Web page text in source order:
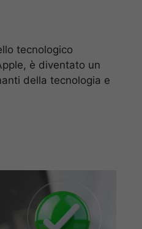
tecnologico
è diventato un
della tecnologia e